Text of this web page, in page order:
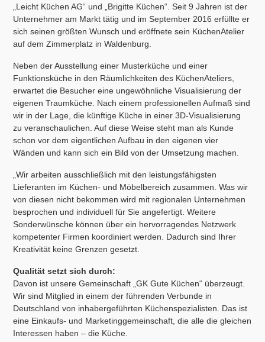
„Leicht Küchen AG“ und „Brigitte Küchen“. Seit 9 Jahren ist der
Unternehmer am Markt tätig und im September 2016 erfüllte er
sich seinen größten Wunsch und eröffnete sein KüchenAtelier
auf dem Zimmerplatz in Waldenburg.
Neben der Ausstellung einer Musterküche und einer
Funktionsküche in den Räumlichkeiten des KüchenAteliers,
erwartet die Besucher eine ungewöhnliche Visualisierung der
eigenen Traumküche. Nach einem professionellen Aufmaß sind
wir in der Lage, die künftige Küche in einer 3D-Visualisierung
zu veranschaulichen. Auf diese Weise steht man als Kunde
schon vor dem eigentlichen Aufbau in den eigenen vier
Wänden und kann sich ein Bild von der Umsetzung machen.
„Wir arbeiten ausschließlich mit den leistungsfähigsten
Lieferanten im Küchen- und Möbelbereich zusammen. Was wir
von diesen nicht bekommen wird mit regionalen Unternehmen
besprochen und individuell für Sie angefertigt. Weitere
Sonderwünsche können über ein hervorragendes Netzwerk
kompetenter Firmen koordiniert werden. Dadurch sind Ihrer
Kreativität keine Grenzen gesetzt.
Qualität setzt sich durch:
Davon ist unsere Gemeinschaft „GK Gute Küchen“ überzeugt.
Wir sind Mitglied in einem der führenden Verbunde in
Deutschland von inhabergeführten Küchenspezialisten. Das ist
eine Einkaufs- und Marketinggemeinschaft, die alle die gleichen
Interessen haben – die Küche.